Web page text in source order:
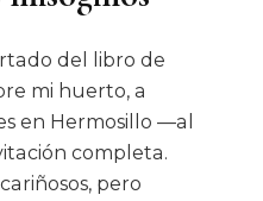
del libro de
mi huerto, a
en Hermosillo —al
completa.
pero